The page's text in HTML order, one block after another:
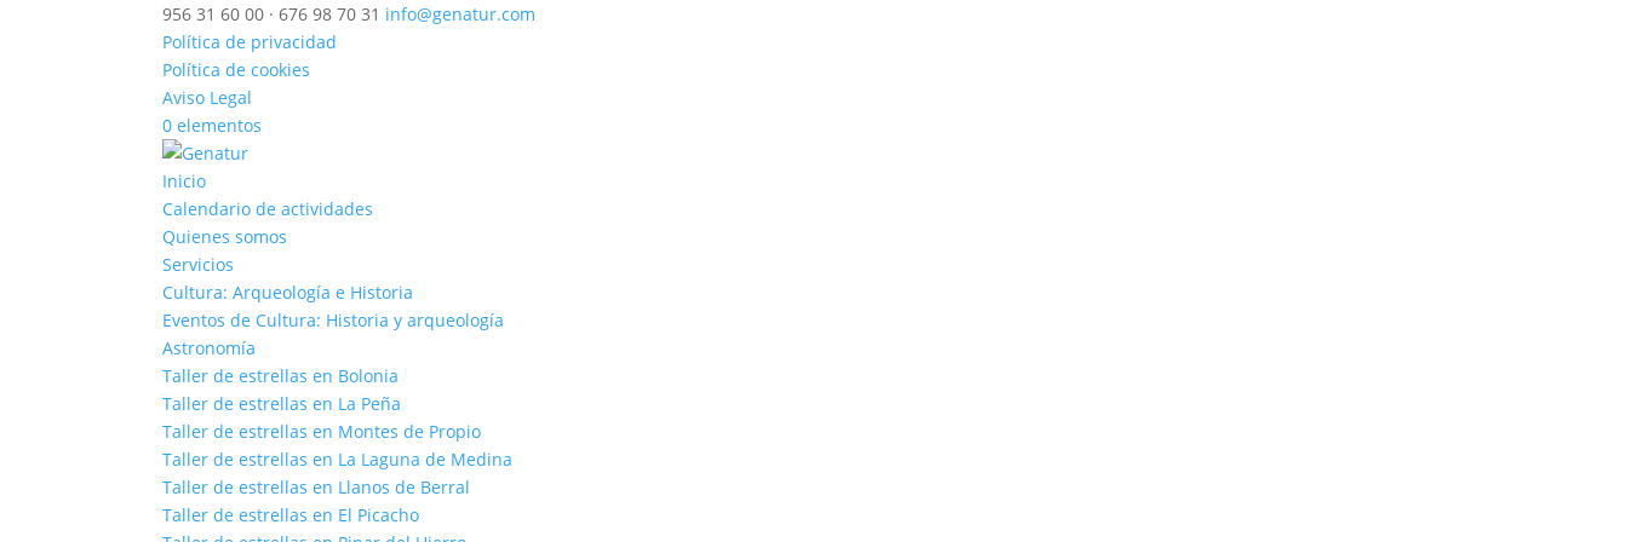
956 31 60 00 · 676 98 70 31 info@genatur.com
Política de privacidad
Política de cookies
Aviso Legal
0 elementos
Inicio
Calendario de actividades
Quienes somos
Servicios
Cultura: Arqueología e Historia
Eventos de Cultura: Historia y arqueología
Astronomía
Taller de estrellas en Bolonia
Taller de estrellas en La Peña
Taller de estrellas en Montes de Propio
Taller de estrellas en La Laguna de Medina
Taller de estrellas en Llanos de Berral
Taller de estrellas en El Picacho